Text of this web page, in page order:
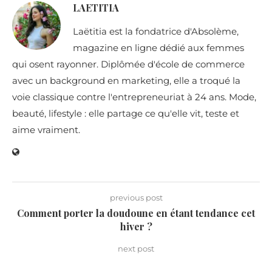
LAETITIA
Laëtitia est la fondatrice d'Absolème,
magazine en ligne dédié aux femmes
qui osent rayonner. Diplômée d'école de commerce
avec un background en marketing, elle a troqué la
voie classique contre l'entrepreneuriat à 24 ans. Mode,
beauté, lifestyle : elle partage ce qu'elle vit, teste et
aime vraiment.
previous post
Comment porter la doudoune en étant tendance cet
hiver ?
next post